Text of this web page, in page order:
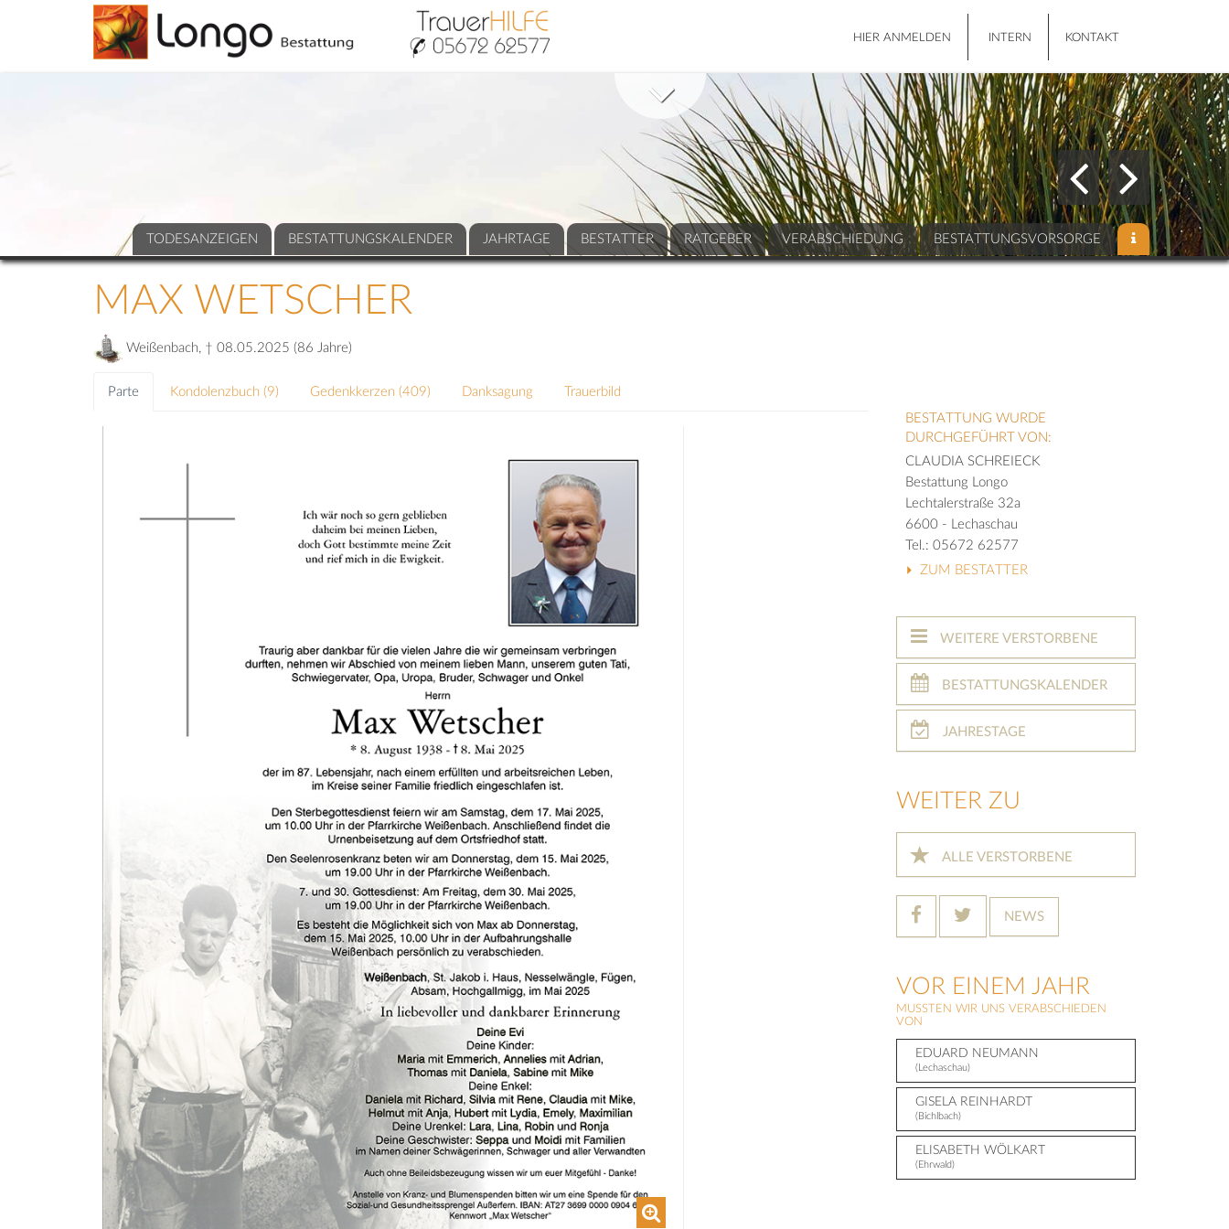
HIER ANMELDEN INTERN KONTAKT
TODESANZEIGEN BESTATTUNGSKALENDER JAHRTAGE BESTATTER RATGEBER VERABSCHIEDUNG BESTATTUNGSVORSORGE
MAX WETSCHER
Weißenbach, † 08.05.2025 (86 Jahre)
Parte Kondolenzbuch (9) Gedenkkerzen (409) Danksagung
Trauerbild
BESTATTUNG WURDE
DURCHGEFÜHRT VON:
CLAUDIA SCHREIECK
Bestattung Longo
Lechtalerstraße 32a
6600 - Lechaschau
Tel.: 05672 62577
ZUM BESTATTER
WEITERE VERSTORBENE
BESTATTUNGSKALENDER
JAHRESTAGE
WEITER ZU
ALLE VERSTORBENE
NEWS
VOR EINEM JAHR
MUSSTEN WIR UNS VERABSCHIEDEN
VON
EDUARD NEUMANN
(Lechaschau)
GISELA REINHARDT
(Bichlbach)
ELISABETH WÖLKART
(Ehrwald)